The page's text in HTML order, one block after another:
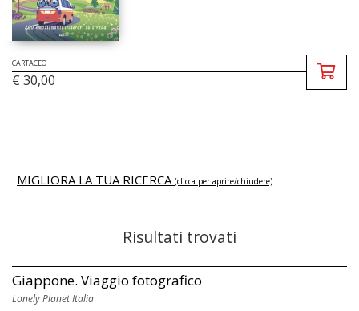
CARTACEO
€ 30,00
MIGLIORA LA TUA RICERCA (clicca per aprire/chiudere)
Risultati trovati
Giappone. Viaggio fotografico
Lonely Planet Italia